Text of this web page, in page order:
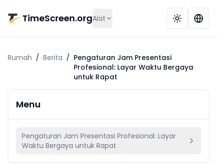
TimeScreen.orgAlat
Rumah / Berita / Pengaturan Jam Presentasi
Profesional: Layar Waktu Bergaya
untuk Rapat
Menu
Pengaturan Jam Presentasi Profesional: Layar
Waktu Bergaya untuk Rapat